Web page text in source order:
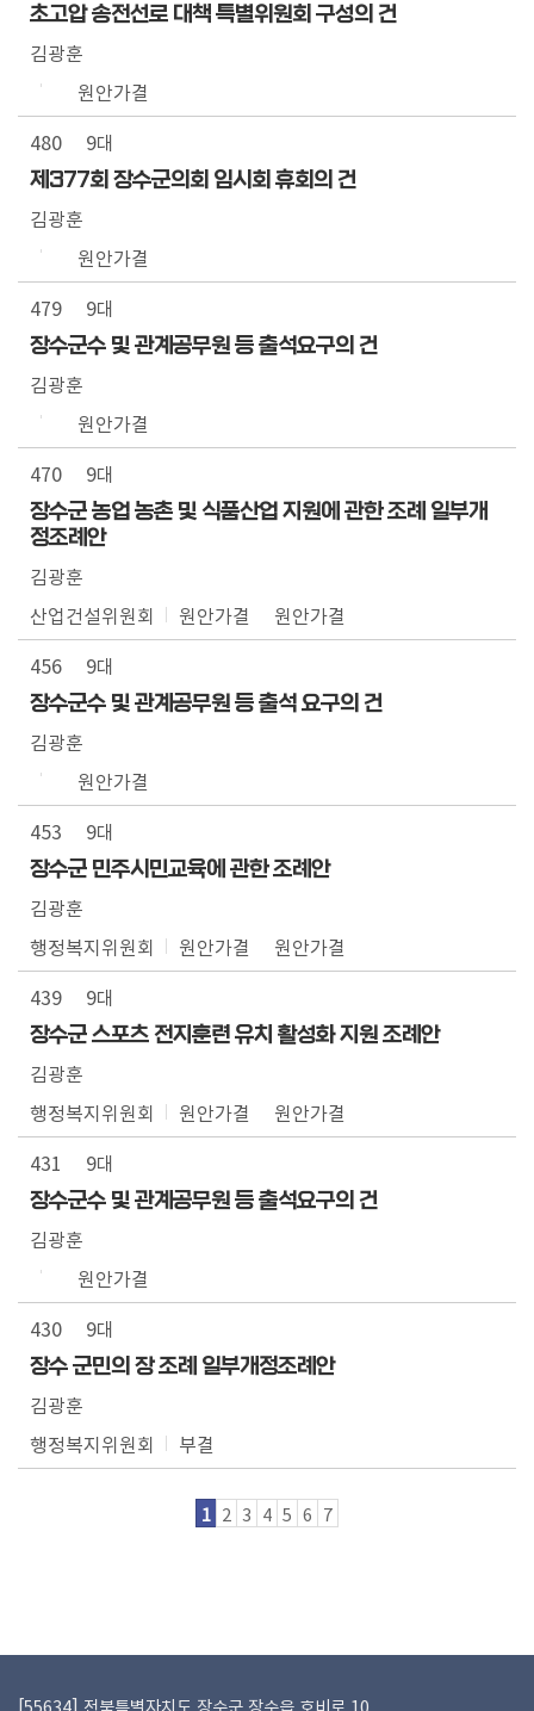
초고압 송전선로 대책 특별위원회 구성의 건
김광훈
원안가결
480
9대
제377회 장수군의회 임시회 휴회의 건
김광훈
원안가결
479
9대
장수군수 및 관계공무원 등 출석요구의 건
김광훈
원안가결
470
9대
장수군 농업 농촌 및 식품산업 지원에 관한 조례 일부개
정조례안
김광훈
산업건설위원회
원안가결
원안가결
456
9대
장수군수 및 관계공무원 등 출석 요구의 건
김광훈
원안가결
453
9대
장수군 민주시민교육에 관한 조례안
김광훈
행정복지위원회
원안가결
원안가결
439
9대
장수군 스포츠 전지훈련 유치 활성화 지원 조례안
김광훈
행정복지위원회
원안가결
원안가결
431
9대
장수군수 및 관계공무원 등 출석요구의 건
김광훈
원안가결
430
9대
장수 군민의 장 조례 일부개정조례안
김광훈
행정복지위원회
부결
1 2 3 4 5 6 7
[55634] 전북특별자치도 장수군 장수읍 호비로 10